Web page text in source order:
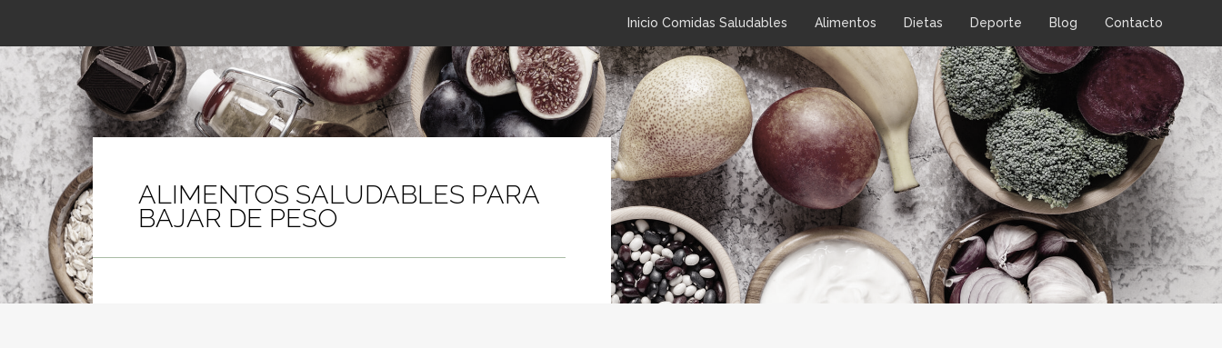
Inicio Comidas Saludables Alimentos Dietas Deporte Blog Contacto
ALIMENTOS SALUDABLES PARA
BAJAR DE PESO